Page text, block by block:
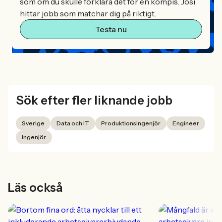
hittar jobb som matchar dig på riktigt.
Testa nu
Sök efter fler liknande jobb
Sverige Data och IT Produktionsingenjör
Engineer
Ingenjör
Läs också